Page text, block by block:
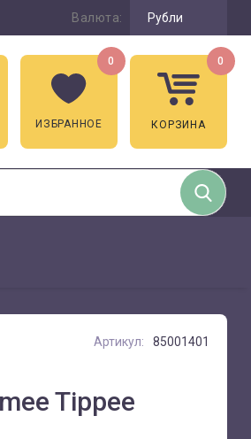
Валюта: Рубли
ИЗБРАННОЕ
0
КОРЗИНА
0
Артикул: 85001401
Tippee